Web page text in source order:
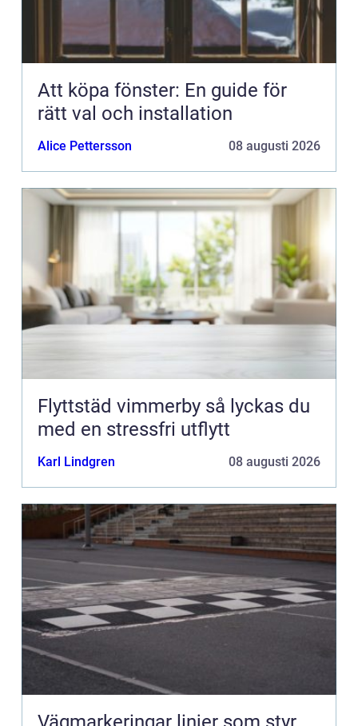
Att köpa fönster: En guide för
rätt val och installation
Alice Pettersson 08 augusti 2026
Flyttstäd vimmerby så lyckas du
med en stressfri utflytt
Karl Lindgren 08 augusti 2026